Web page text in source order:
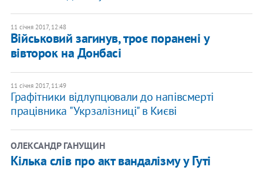
11 січня 2017, 12:48
Військовий загинув, троє поранені у
вівторок на Донбасі
11 січня 2017, 11:49
Графітники відлупцювали до напівсмерті
працівника "Укрзалізниці" в Києві
ОЛЕКСАНДР ГАНУЩИН
Кілька слів про акт вандалізму у Гуті